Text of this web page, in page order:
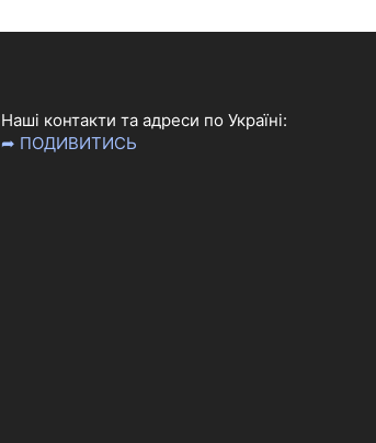
Наші контакти та адреси по Україні:
➦ ПОДИВИТИСЬ